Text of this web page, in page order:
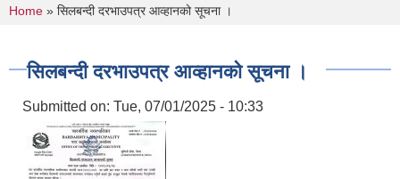
You are here
Home » सिलबन्दी दरभाउपत्र आव्हानको सूचना ।
सिलबन्दी दरभाउपत्र आव्हानको सूचना ।
Submitted on: Tue, 07/01/2025 - 10:33